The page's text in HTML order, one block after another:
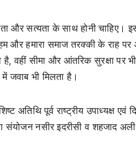
और सत्यता के साथ होनी चाहिए।
हम और हमारा समाज तरक्‍की के राह
वहीं सीमा और आंतरिक सुरक्षा पर
भी मिलता है।
पूर्व राष्ट्रीय उपाध्यक्ष एवं
नसीर इदरीसी व शहजाद अली